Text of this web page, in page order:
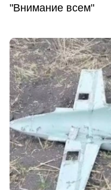
"Внимание всем"